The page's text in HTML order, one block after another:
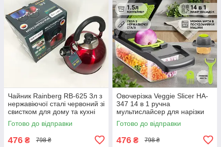
Чайник Rainberg RB-625 3л з
нержавіючої сталі червоний зі
свистком для дому та кухні
Готово до відправки
476 ₴ 798 ₴
Овочерізка Veggie Slicer HA-
347 14 в 1 ручна
мультислайсер для нарізки
овочів і фруктів
Готово до відправки
476 ₴ 798 ₴